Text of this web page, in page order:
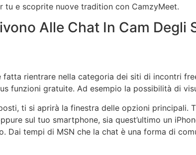
tu e scoprite nuove tradition con CamzyMeet.
Alle Chat In Cam Degli
rientrare nella categoria dei siti di incontri
funzioni gratuite. Ad esempio la possibilità di
ti si aprirà la finestra delle opzioni principali.
sul tuo smartphone, sia quest’ultimo un
Dai tempi di MSN che la chat è una forma di